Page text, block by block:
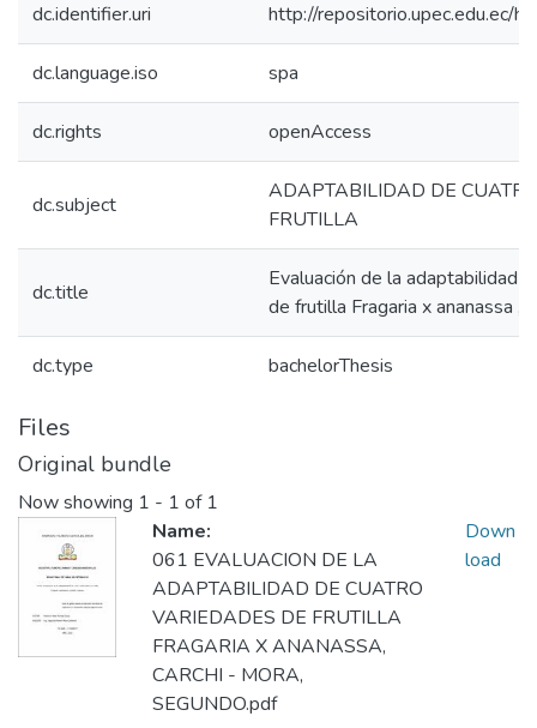
dc.identifier.uri http://repositorio.upec.edu.ec/
dc.language.iso spa
dc.rights openAccess
dc.subject
ADAPTABILIDAD DE
FRUTILLA
dc.title
Evaluación de la adaptabilidad
de frutilla Fragaria x ananassa ,
dc.type bachelorThesis
Files
Original bundle
Now showing 1 - 1 of 1
Name:
061 EVALUACION DE LA
ADAPTABILIDAD DE CUATRO
VARIEDADES DE FRUTILLA
FRAGARIA X ANANASSA,
CARCHI - MORA,
SEGUNDO.pdf
Down
load